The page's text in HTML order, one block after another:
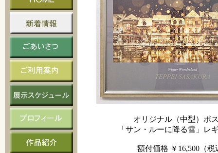
オリジナル（中型）ポ
「サン・ルーに降る雪」レ
額付価格 ￥16,500（税